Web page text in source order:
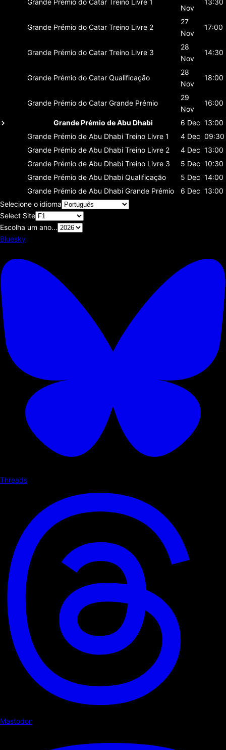
Nov
Grande Prémio do Catar Treino Livre 2
27
Nov
17:00
Grande Prémio do Catar Treino Livre 3
28
Nov
14:30
Grande Prémio do Catar Qualificação
28
Nov
18:00
Grande Prémio do Catar Grande Prémio
29
Nov
16:00
Grande Prémio de Abu Dhabi 6 Dec 13:00
Grande Prémio de Abu Dhabi Treino Livre 1 4 Dec 09:30
Grande Prémio de Abu Dhabi Treino Livre 2 4 Dec 13:00
Grande Prémio de Abu Dhabi Treino Livre 3 5 Dec 10:30
Grande Prémio de Abu Dhabi Qualificação 5 Dec 14:00
Grande Prémio de Abu Dhabi Grande Prémio 6 Dec 13:00
Selecione o idioma
Select Site
Escolha um ano...
Bluesky
Threads
Mastodon